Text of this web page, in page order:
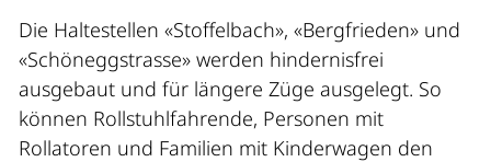
Die Haltestellen «Stoffelbach», «Bergfrieden» und
«Schöneggstrasse» werden hindernisfrei
ausgebaut und für längere Züge ausgelegt. So
können Rollstuhlfahrende, Personen mit
Rollatoren und Familien mit Kinderwagen den